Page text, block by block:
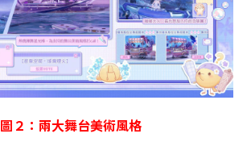
圖２：兩大舞台美術風格